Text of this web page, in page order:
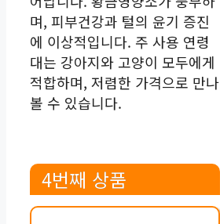
며, 피부건강과 털의 윤기 증진
에 이상적입니다. 주 사용 연령
대는 강아지와 고양이 모두에게
적합하며, 저렴한 가격으로 만나
볼 수 있습니다.
4번째 상품